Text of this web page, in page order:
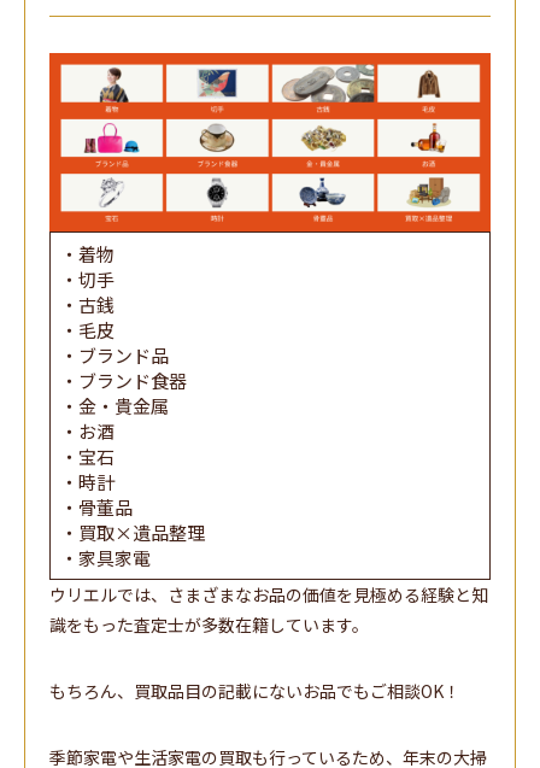
・着物
・切手
・古銭
・毛皮
・ブランド品
・ブランド食器
・金・貴金属
・お酒
・宝石
・時計
・骨董品
・買取×遺品整理
・家具家電
ウリエルでは、さまざまなお品の価値を見極める経験と知
識をもった査定士が多数在籍しています。
もちろん、買取品目の記載にないお品でもご相談OK！
季節家電や生活家電の買取も行っているため、年末の大掃